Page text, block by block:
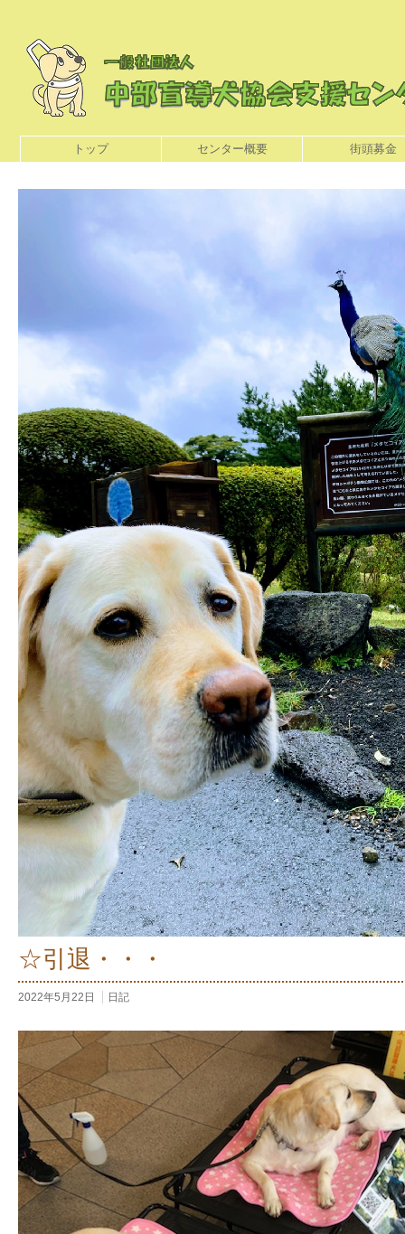
トップ センター概要 街頭募金
☆引退・・・
2022年5月22日 日記